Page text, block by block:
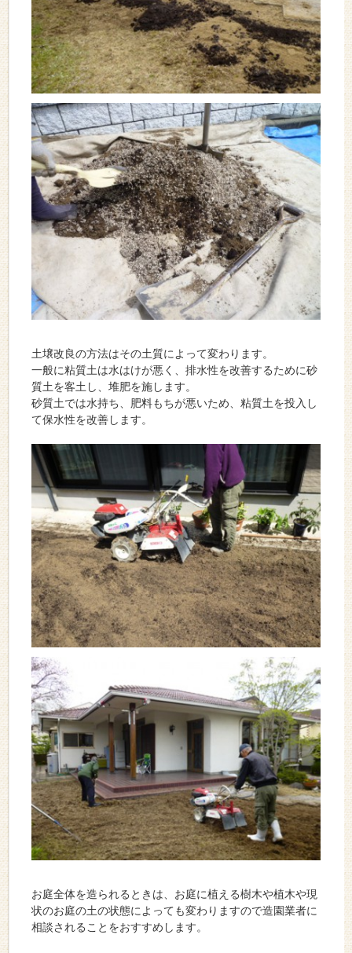
土壌改良の方法はその土質によって変わります。
一般に粘質土は水はけが悪く、排水性を改善するために砂
質土を客土し、堆肥を施します。
砂質土では水持ち、肥料もちが悪いため、粘質土を投入し
て保水性を改善します。
お庭全体を造られるときは、お庭に植える樹木や植木や現
状のお庭の土の状態によっても変わりますので造園業者に
相談されることをおすすめします。